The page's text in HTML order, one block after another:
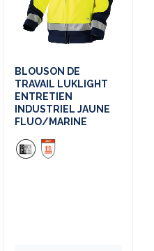
BLOUSON DE
TRAVAIL LUKLIGHT
ENTRETIEN
INDUSTRIEL JAUNE
FLUO/MARINE